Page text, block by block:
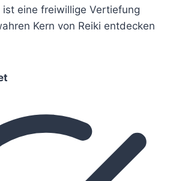
eine freiwillige Vertiefung
Kern von Reiki entdecken